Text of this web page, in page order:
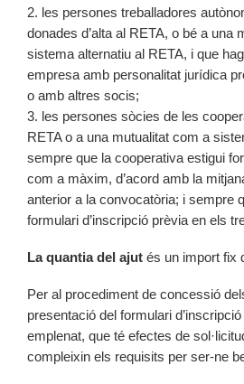
2. les persones treballadores
donades d’alta al RETA, o bé a una
sistema alternatiu al RETA, i que
empresa amb personalitat jurídica
o amb altres socis;
3. les persones sòcies de les
RETA o a una mutualitat com a
sempre que la cooperativa estigui
com a màxim, d’acord amb la
anterior a la convocatòria; i sempre
formulari d’inscripció prèvia en els
La quantia del ajut és un import fix
Per al procediment de concessió
presentació del formulari
emplenat, que té efectes de
compleixin els requisits per ser-ne